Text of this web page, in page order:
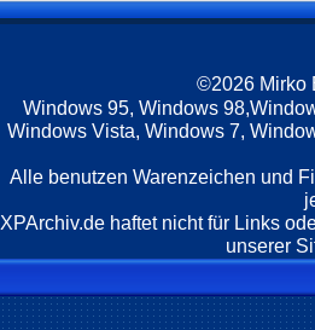
©2026 Mirko
Windows 95, Windows
Windows Vista, Windows 7,
Alle benutzen Warenzeichen und
XPArchiv.de haftet nicht für Links
unserer